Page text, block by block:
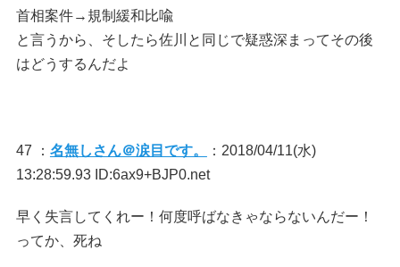
首相案件→規制緩和比喩
と言うから、そしたら佐川と同じで疑惑深まってその後
はどうするんだよ
47 ： 名無しさん＠涙目です。
：2018/04/11(水)
13:28:59.93 ID:6ax9+BJP0.net
早く失言してくれー！何度呼ばなきゃならないんだー！
ってか、死ね